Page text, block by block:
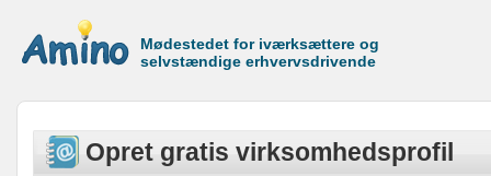
Mødestedet for iværksættere og
selvstændige erhvervsdrivende
Opret gratis virksomhedsprofil